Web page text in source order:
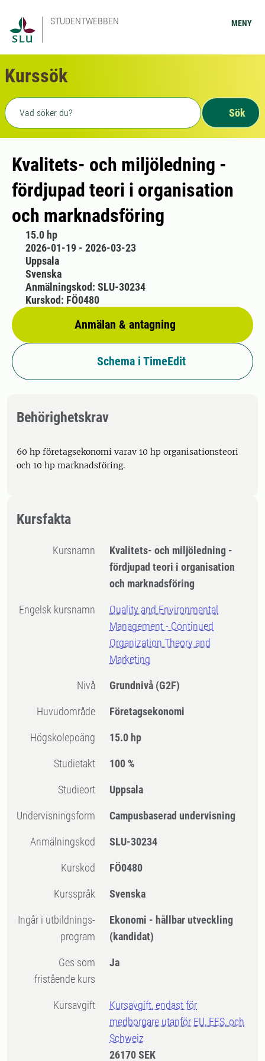
STUDENTWEBBEN MENY
Kurssök
Fritext sökning
Sök
Kvalitets- och miljöledning -
fördjupad teori i organisation
och marknadsföring
15.0 hp
2026-01-19 - 2026-03-23
Uppsala
Svenska
Anmälan & antagning
Anmälningskod: SLU-30234
Kurskod: FÖ0480
Schema i TimeEdit
Behörighetskrav
60 hp företagsekonomi varav 10 hp organisationsteori
och 10 hp marknadsföring.
Kursfakta
Kursnamn
Kvalitets- och miljöledning -
fördjupad teori i organisation
och marknadsföring
Engelsk kursnamn
Quality and Environmental
Management - Continued
Organization Theory and
Marketing
Nivå Grundnivå (G2F)
Huvudområde Företagsekonomi
högskolepoäng 15.0 hp
Studietakt 100 %
Studieort Uppsala
Undervisningsform Campusbaserad undervisning
Anmälningskod SLU-30234
Kurskod FÖ0480
Kursspråk Svenska
Ingår i utbildnings-
program
Ekonomi - hållbar utveckling
(kandidat)
Ges som
fristående kurs
Ja
Kursavgift
Kursavgift, endast för
medborgare utanför EU, EES, och
Schweiz
26170 SEK